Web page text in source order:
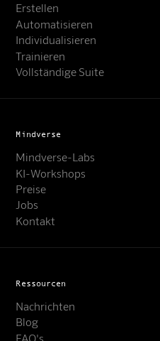
Erstellen
Automatisieren
Individualisieren
Trainieren
Vollständige Suite
Mindverse
Mindverse-Labs
KI-Workshops
Preise
Jobs
Kontakt
Ressourcen
Nachrichten
Blog
FAQ's